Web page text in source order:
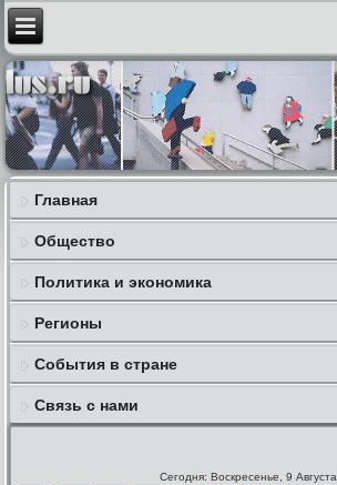
Главная
Общество
Политика и экономика
Регионы
События в стране
Связь с нами
Сегодня: Воскресенье, 9 Августа